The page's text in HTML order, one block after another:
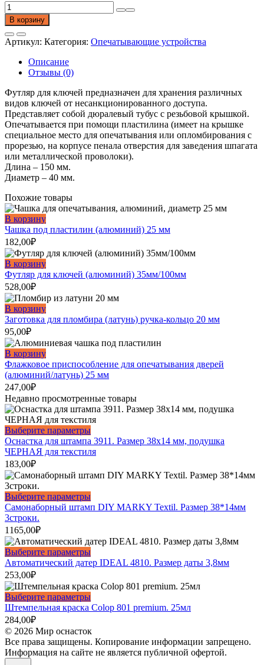
Количество
товара
Футляр
для
ключей
(алюминий)
40мм/150мм
В корзину
Артикул: Категория: Опечатывающие устройства
Описание
Отзывы (0)
Футляр для ключей предназначен для хранения различных
видов ключей от несанкционированного доступа.
Представляет собой дюралевый тубус с резьбовой крышкой.
Опечатывается при помощи пластилина (имеет на крышке
специальное место для опечатывания или опломбирования с
прорезью, на корпусе пенала отверстия для заведения шпагата
или металлической проволоки).
Длина – 150 мм.
Диаметр – 40 мм.
Похожие товары
В корзину
Чашка под пластилин (алюминий) 25 мм
182,00₽
В корзину
Футляр для ключей (алюминий) 35мм/100мм
528,00₽
В корзину
Заготовка для пломбира (латунь) ручка-кольцо 20 мм
95,00₽
В корзину
Флажковое приспособление для опечатывания дверей
(алюминий/латунь) 25 мм
247,00₽
Недавно просмотренные товары
Выберите параметрыЭтот
товар
имеет
вариаций.
можно
выбрать
на
товара.
Оснастка для штампа 3911. Размер 38х14 мм, подушка
ЧЕРНАЯ для текстиля
183,00₽
Выберите параметрыЭтот
товар
вариаций.
Опции
можно
выбрать
странице
товара.
Самонаборный штамп DIY MARKY Textil. Размер 38*14мм
3строки.
1165,00₽
Выберите параметрыЭтот
товар
несколько
вариаций.
Опции
можно
на
странице
товара.
Автоматический датер IDEAL 4810. Размер даты 3,8мм
253,00₽
Выберите параметрыЭтот
товар
несколько
вариаций.
Опции
Штемпельная краска Colop 801 premium. 25мл
284,00₽
© 2026 Мир оснасток
Все права защищены. Копирование информации запрещено.
Информация на сайте не является публичной офертой.